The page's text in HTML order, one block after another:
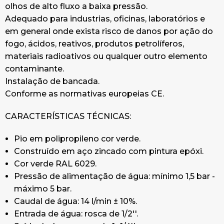
água e segundo o qual o fluxo mínimo do
pulverizador
Deve ser pelo menos 100 l / min. Os chuveiros
de emergência DILUVIO um caudal superior a
120 l / min a 0,3 MPa.
EN 15154-2 Padrões para unidades de lavagem
ocular conectadas à rede de água e de acordo
com o qual o fluxo mínimo do colírio deve ser
pelo menos 6 l / min. O colírio DILUVIO possui
uma vazão superior a 14 l / min a 0,3 MPa
Regulamentos UNI9608 que regem o uso de
chuveiros e lava-olhos
Emergência
Regulamentos UNI10271 que regem o uso de
colírio / lavacara laptops
UNI7546 / 2 UNI7546 / 3 UNI7546 / 4 que requer
olhos de alto fluxo a baixa pressão.
Adequado para industrias, oficinas, laboratórios e
em general onde exista risco de danos por ação do
fogo, ácidos, reativos, produtos petrolíferos,
materiais radioativos ou qualquer outro elemento
contaminante.
Instalação de bancada.
Conforme as normativas europeias CE.
CARACTERÍSTICAS TÉCNICAS:
Pio em polipropileno cor verde.
Construído em aço zincado com pintura epóxi.
Cor verde RAL 6029.
Pressão de alimentação de água: mínimo 1,5 bar -
máximo 5 bar.
Caudal de água: 14 l/min ± 10%.
Entrada de água: rosca de 1/2''.